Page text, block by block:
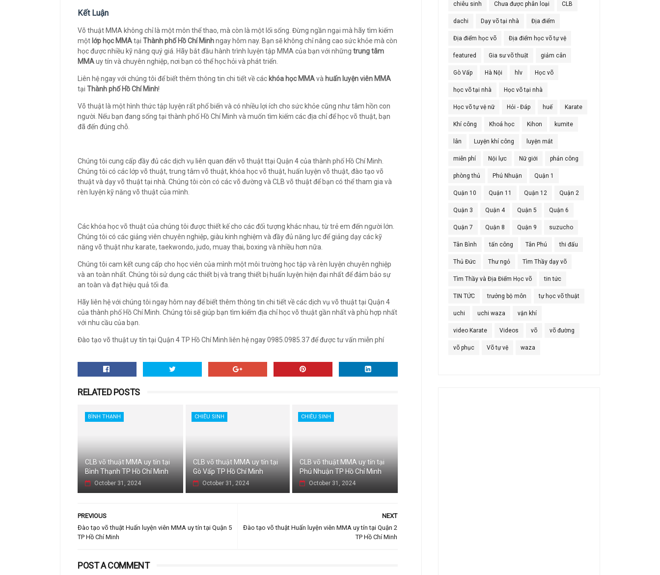
Kết Luận
Võ thuật MMA không chỉ là một môn thể thao, mà còn là một lối sống. Đừng ngần ngại mà hãy tìm kiếm
một lớp học MMAtại Thành phố Hồ Chí Minhngay hôm nay. Bạn sẽ không chỉ nâng cao sức khỏe mà còn
học được nhiều kỹ năng quý giá. Hãy bắt đầu hành trình luyện tập MMA của bạn với những trung tâm
MMAuy tín và chuyên nghiệp, nơi bạn có thể học hỏi và phát triển.
Liên hệ ngay với chúng tôi để biết thêm thông tin chi tiết về các khóa học MMAvà huấn luyện viên MMA
tại Thành phố Hồ Chí Minh!
Võ thuật là một hình thức tập luyện rất phổ biến và có nhiều lợi ích cho sức khỏe cũng như tâm hồn con
người. Nếu bạn đang sống tại thành phố Hồ Chí Minh và muốn tìm kiếm các địa chỉ để học võ thuật, bạn
đã đến đúng chỗ.
Chúng tôi cung cấp đầy đủ các dịch vụ liên quan đến võ thuật ttại Quận 4 của thành phố Hồ Chí Minh.
Chúng tôi có các lớp võ thuật, trung tâm võ thuật, khóa học võ thuật, huấn luyện võ thuật, đào tạo võ
thuật và dạy võ thuật tại nhà. Chúng tôi còn có các võ đường và CLB võ thuật để bạn có thể tham gia và
rèn luyện kỹ năng võ thuật của mình.
Các khóa học võ thuật của chúng tôi được thiết kế cho các đối tượng khác nhau, từ trẻ em đến người lớn.
Chúng tôi có các giảng viên chuyên nghiệp, giàu kinh nghiệm và đầy đủ năng lực để giảng dạy các kỹ
năng võ thuật như karate, taekwondo, judo, muay thai, boxing và nhiều hơn nữa.
Chúng tôi cam kết cung cấp cho học viên của mình một môi trường học tập và rèn luyện chuyên nghiệp
và an toàn nhất. Chúng tôi sử dụng các thiết bị và trang thiết bị huấn luyện hiện đại nhất để đảm bảo sự
an toàn và đạt hiệu quả tối đa.
Hãy liên hệ với chúng tôi ngay hôm nay để biết thêm thông tin chi tiết về các dịch vụ võ thuật tại Quận 4
của thành phố Hồ Chí Minh. Chúng tôi sẽ giúp bạn tìm kiếm địa chỉ học võ thuật gần nhất và phù hợp nhất
với nhu cầu của bạn.
Đào tạo võ thuật uy tín tại Quận 4 TP Hồ Chí Minh liên hệ ngay 0985.0985.37 để được tư vấn miễn phí
RELATED POSTS
BÌNH THẠNH
CLB võ thuật MMA uy tín tại
Bình Thạnh TP Hồ Chí Minh
October 31, 2024
CHIÊU SINH
CLB võ thuật MMA uy tín tại
Gò Vấp TP Hồ Chí Minh
October 31, 2024
CHIÊU SINH
CLB võ thuật MMA uy tín tại
Phú Nhuận TP Hồ Chí Minh
October 31, 2024
NEXT
Đào tạo võ thuật Huấn luyện viên MMA uy tín tại Quận 2
TP Hồ Chí Minh
PREVIOUS
Đào tạo võ thuật Huấn luyện viên MMA uy tín tại Quận 5
TP Hồ Chí Minh
POST A COMMENT
chiêu sinh Chưa được phân loại CLB
dachi Dạy võ tại nhà Địa điểm
Địa điểm học võ Địa điểm học võ tự vệ
featured Gia sư võ thuật giảm cân
Gò Vấp Hà Nội hlv Học võ
học võ tại nhà Học võ tại nhà
Học võ tự vệ nữ Hỏi - Đáp huế Karate
Khí công Khoá học Kihon kumite
lân Luyện khí công luyện mắt
miễn phí Nội lực Nữ giới phản công
phòng thủ Phú Nhuận Quận 1
Quận 10 Quận 11 Quận 12 Quận 2
Quận 3 Quận 4 Quận 5 Quận 6
Quận 7 Quận 8 Quận 9 suzucho
Tân Bình tấn công Tân Phú thi đấu
Thủ Đức Thư ngỏ Tìm Thầy dạy võ
Tìm Thầy và Địa Điểm Học võ tin tức
TIN TỨC trưởng bộ môn tự học võ thuật
uchi uchi waza vận khí
video Karate Videos võ võ đường
võ phục Võ tự vệ waza